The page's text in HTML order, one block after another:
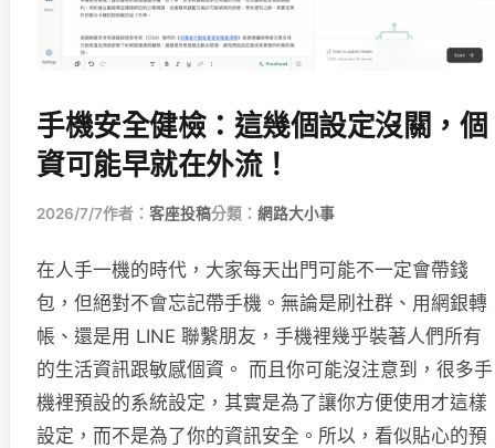
手機安全健檢：這幾個設定沒關，個
資可能早就在外流！
2026/7/7作者： 客座投稿分類： 網路大小事
在人手一機的時代，大家每天出門可能不一定會帶錢
包，但絕對不會忘記帶手機。無論是刷社群、用網銀轉
帳、還是用 LINE 聯繫朋友，手機裡幾乎裝著人們所有
的生活資訊跟敏感個資。 而且你可能沒注意到，很多手
機裡預設的系統設定，其實是為了讓你方便使用才這樣
設定，而不是為了你的資訊安全。所以，看似貼心的預